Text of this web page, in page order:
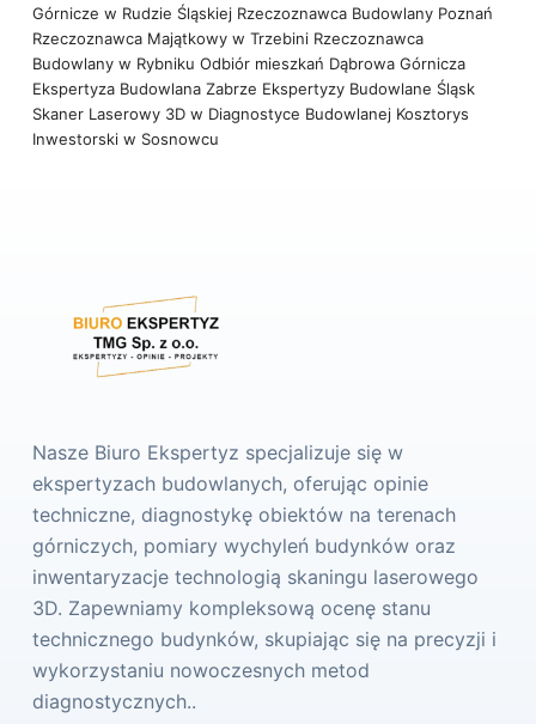
Górnicze w Rudzie Śląskiej Rzeczoznawca Budowlany Poznań
Rzeczoznawca Majątkowy w Trzebini Rzeczoznawca
Budowlany w Rybniku Odbiór mieszkań Dąbrowa Górnicza
Ekspertyza Budowlana Zabrze Ekspertyzy Budowlane Śląsk
Skaner Laserowy 3D w Diagnostyce Budowlanej Kosztorys
Inwestorski w Sosnowcu
Nasze Biuro Ekspertyz specjalizuje się w
ekspertyzach budowlanych, oferując opinie
techniczne, diagnostykę obiektów na terenach
górniczych, pomiary wychyleń budynków oraz
inwentaryzacje technologią skaningu laserowego
3D. Zapewniamy kompleksową ocenę stanu
technicznego budynków, skupiając się na precyzji i
wykorzystaniu nowoczesnych metod
diagnostycznych..